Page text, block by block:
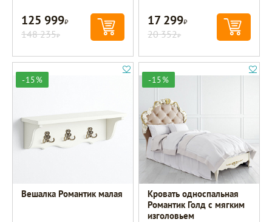
125 999Р
148 235Р
17 299Р
20 352Р
-15%
Вешалка Романтик малая
-15%
Кровать односпальная
Романтик Голд с мягким
изголовьем